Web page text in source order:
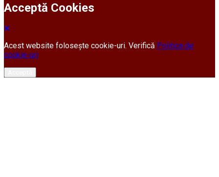
Acceptă Cookies
Acest website folosește cookie-uri. Verifică Politica de
cookie-uri